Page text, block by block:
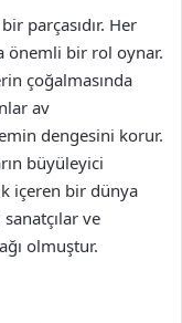
parçasıdır. Her
önemli bir rol oynar.
çoğalmasında
av
dengesini korur.
büyüleyici
içeren bir dünya
ve
olmuştur.